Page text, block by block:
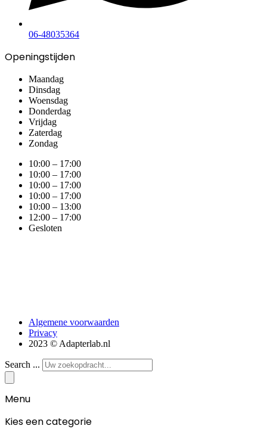
06-48035364
Openingstijden
Maandag
Dinsdag
Woensdag
Donderdag
Vrijdag
Zaterdag
Zondag
10:00 – 17:00
10:00 – 17:00
10:00 – 17:00
10:00 – 17:00
10:00 – 13:00
12:00 – 17:00
Gesloten
Algemene voorwaarden
Privacy
2023 © Adapterlab.nl
Search ...
Menu
Kies een categorie